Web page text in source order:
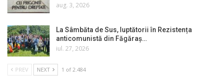
aug. 3, 2026
La Sâmbăta de Sus, luptătorii în Rezistența
anticomunistă din Făgăraș…
iul. 27, 2026
PREV NEXT 1 of 2.484